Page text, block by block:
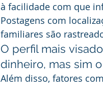
à facilidade com que
Postagens com
familiares são
O perfil mais visado
dinheiro, mas sim
Além disso, fatores